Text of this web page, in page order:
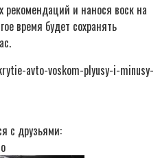
рекомендаций и нанося воск на
время будет сохранять
avto-voskom-plyusy-i-minusy-
с друзьями: